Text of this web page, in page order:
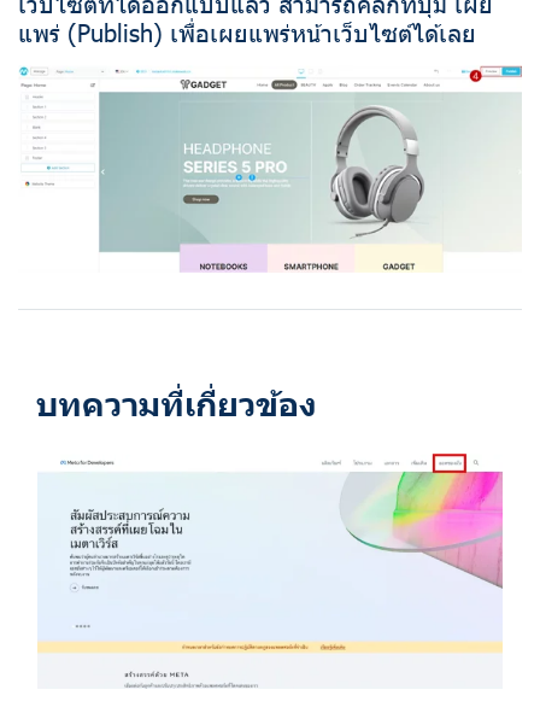
แพร่ (Publish) เพื่อเผยแพร่หน้าเว็บไซต์ได้เลย
บทความที่เกี่ยวข้อง